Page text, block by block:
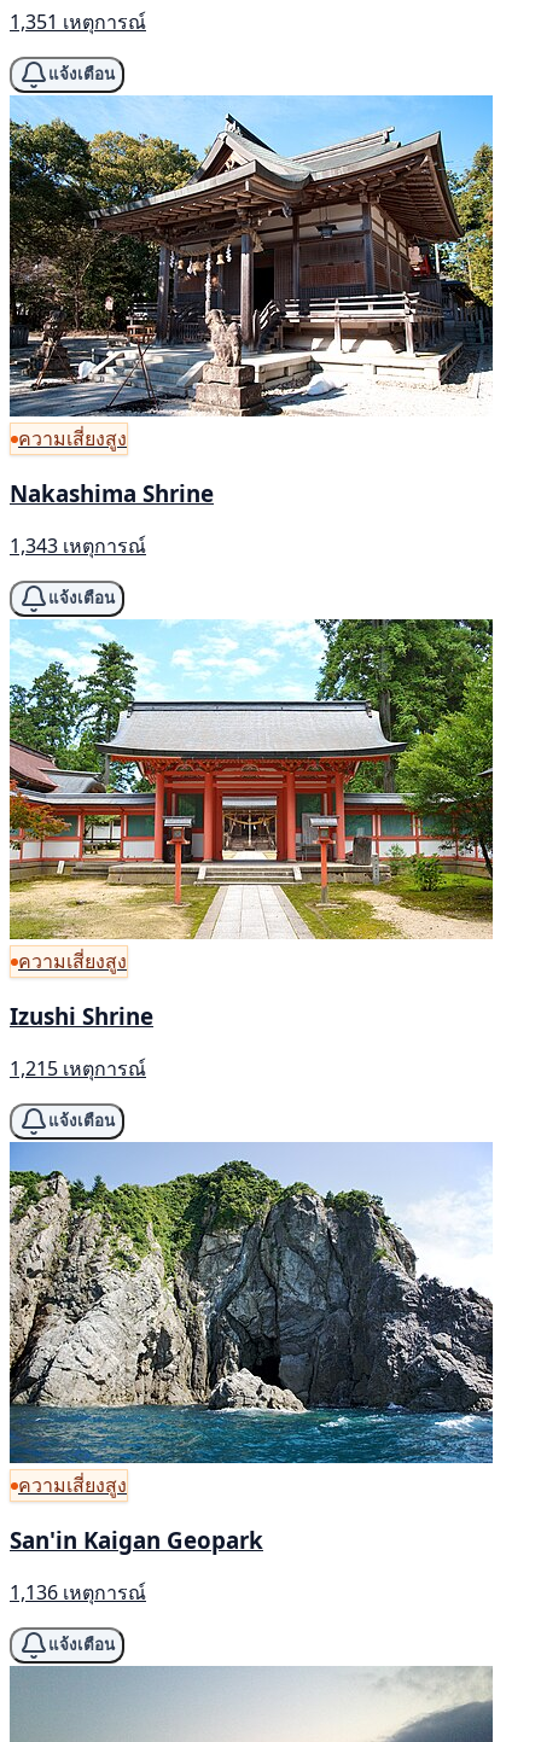
1,351 เหตุการณ์
แจ้งเตือน
ความเสี่ยงสูง
Nakashima Shrine
1,343 เหตุการณ์
แจ้งเตือน
ความเสี่ยงสูง
Izushi Shrine
1,215 เหตุการณ์
แจ้งเตือน
ความเสี่ยงสูง
San'in Kaigan Geopark
1,136 เหตุการณ์
แจ้งเตือน